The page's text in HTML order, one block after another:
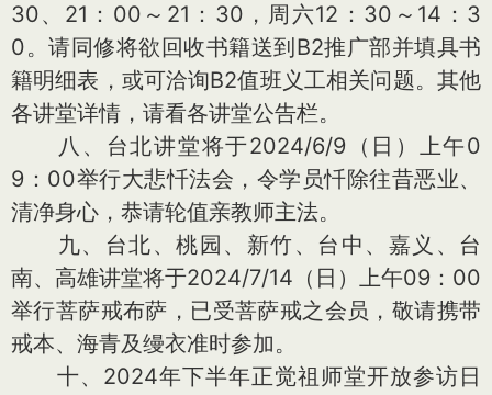
30、21：00～21：30，周六12：30～14：3
0。请同修将欲回收书籍送到B2推广部并填具书
籍明细表，或可洽询B2值班义工相关问题。其他
各讲堂详情，请看各讲堂公告栏。
八、台北讲堂将于2024/6/9（日）上午0
9：00举行大悲忏法会，令学员忏除往昔恶业、
清净身心，恭请轮值亲教师主法。
九、台北、桃园、新竹、台中、嘉义、台
南、高雄讲堂将于2024/7/14（日）上午09：00
举行菩萨戒布萨，已受菩萨戒之会员，敬请携带
戒本、海青及缦衣准时参加。
十、2024年下半年正觉祖师堂开放参访日